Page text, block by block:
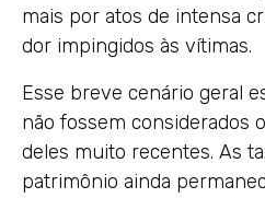
mais por atos de intensa
dor impingidos às vítimas.
Esse breve cenário geral
não fossem considerados
deles muito recentes. As
patrimônio ainda